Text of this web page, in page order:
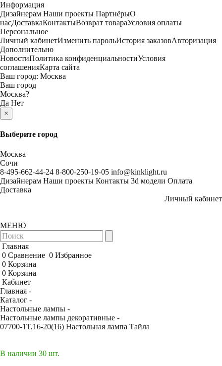
Информация
Дизайнерам Наши проекты ПартнёрыО
насДоставкаКонтактыВозврат товараУсловия оплаты
Персональное
Личный кабинетИзменить парольИстория заказовАвторизация
Дополнительно
НовостиПолитика конфиденциальностиУсловия
соглашенияКарта сайта
Ваш город: Москва
Ваш город
Москва?
Да Нет
×
Выберите город
Москва
Сочи
8-495-662-44-24 8-800-250-19-05 info@kinklight.ru
Дизайнерам Наши проекты Контакты 3d модели Оплата
Доставка
Личный кабинет
МЕНЮ
Главная
0 Сравнение 0 Избранное
0 Корзина
0 Корзина
Кабинет
Главная -
Каталог -
Настольные лампы -
Настольные лампы декоративные -
07700-1T,16-20(16) Настольная лампа Тайла
В наличии 30 шт.